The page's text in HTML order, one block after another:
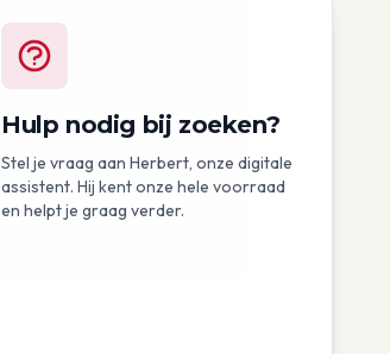
Hulp nodig bij zoeken?
Stel je vraag aan Herbert, onze digitale
assistent. Hij kent onze hele voorraad
en helpt je graag verder.